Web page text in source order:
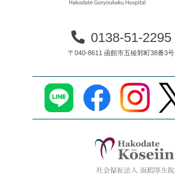
0138-51-2295
〒040-8611 函館市五稜郭町38番3号